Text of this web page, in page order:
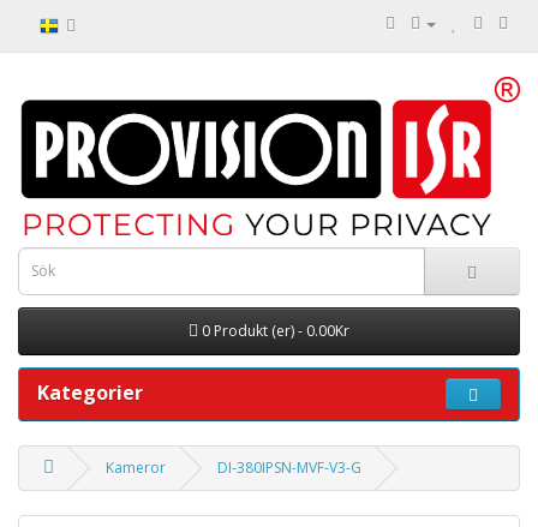
0 Produkt (er) - 0.00Kr
Kategorier
Kameror DI-380IPSN-MVF-V3-G